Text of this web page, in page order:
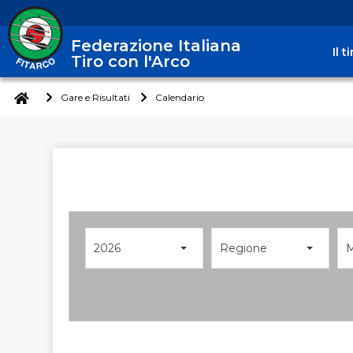
Federazione Italiana
Tiro con l'Arco
Il
Gare e Risultati Calendario
2026 Regione